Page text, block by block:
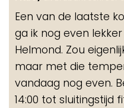
Een van de laatste
ga ik nog even
Helmond. Zou
maar met die
vandaag nog even.
14:00 tot sluitingstijd